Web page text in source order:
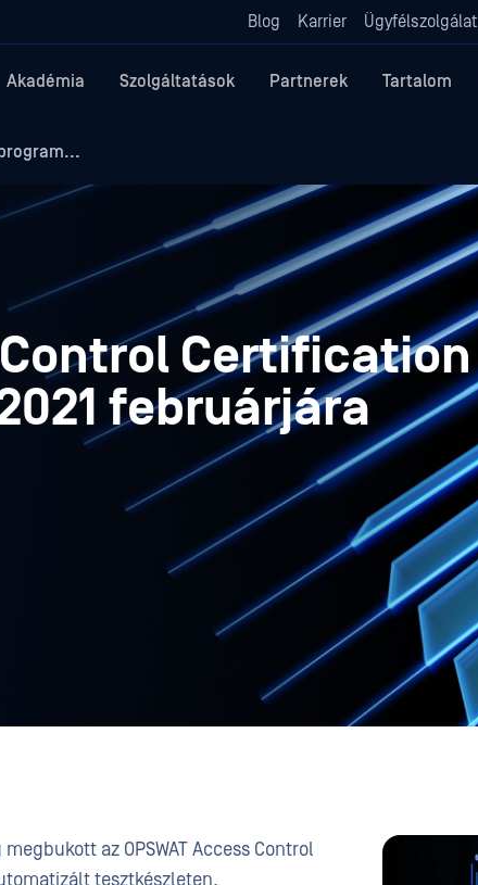
Blog Karrier Ügyfélszolgálat
Akadémia Szolgáltatások Partnerek Tartalom
Control Certification
februárjára
az OPSWAT Access Control
tesztkészleten.